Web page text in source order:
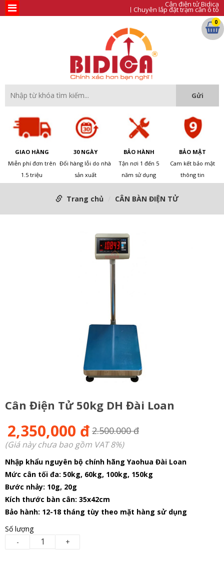
Cân điện tử Bidica
Chuyên lắp đặt trạm cân ô tô
GIAO HÀNG
Miễn phí đơn trên
1.5 triệu
30 NGÀY
Đổi hàng lỗi do nhà
sản xuất
BẢO HÀNH
Tận nơi 1 đến 5
năm sử dụng
BẢO MẬT
Cam kết bảo mật
thông tin
0
Trang chủ CÂN BÀN ĐIỆN TỬ
Cân Điện Tử 50kg DH Đài Loan
2,350,000 đ 2.500.000 đ
(Giá này chưa bao gồm VAT 8%)
Nhập khẩu nguyên bộ chính hãng Yaohua Đài Loan
Mức cân tối đa: 50kg, 60kg, 100kg, 150kg
Bước nhảy: 10g, 20g
Kích thước bàn cân: 35x42cm
Bảo hành: 12-18 tháng tùy theo mặt hàng sử dụng
Số lượng
-
+